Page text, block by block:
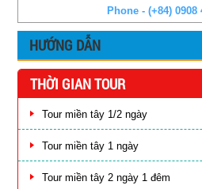
Phone - (+84) 0908
HƯỚNG DẪN
THỜI GIAN TOUR
Tour miền tây 1/2 ngày
Tour miền tây 1 ngày
Tour miền tây 2 ngày 1 đêm